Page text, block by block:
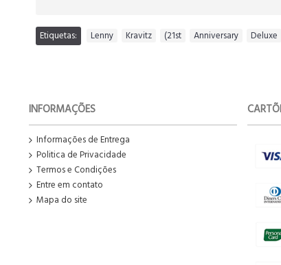
Etiquetas: Lenny Kravitz (21st Anniversary Deluxe
INFORMAÇÕES
Informações de Entrega
Politica de Privacidade
Termos e Condições
Entre em contato
Mapa do site